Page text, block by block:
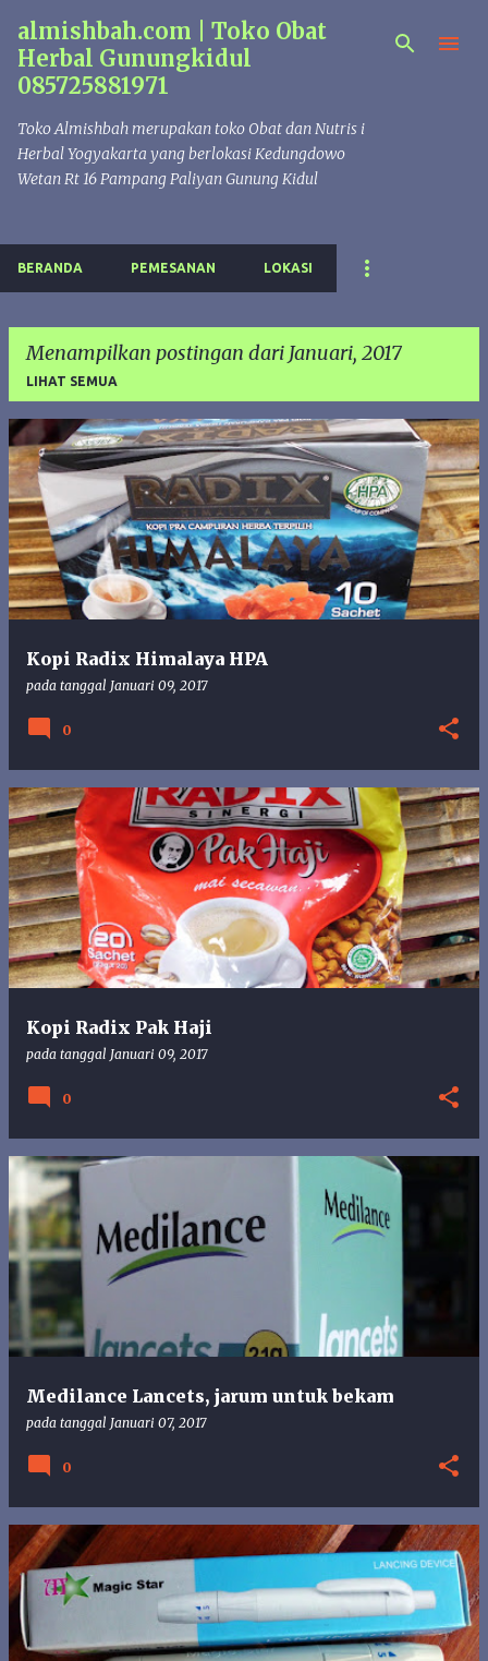
Langsung ke konten utama
almishbah.com | Toko Obat
Herbal Gunungkidul
085725881971
Toko Almishbah merupakan toko Obat dan Nutris i
Herbal Yogyakarta yang berlokasi Kedungdowo
Wetan Rt 16 Pampang Paliyan Gunung Kidul
BERANDA PEMESANAN LOKASI
Menampilkan postingan dari Januari, 2017
LIHAT SEMUA
P
o
s
n
g
a
Kopi Radix Himalaya HPA
pada tanggal Januari 09, 2017
0
Kopi Radix Pak Haji
pada tanggal Januari 09, 2017
0
Medilance Lancets, jarum untuk bekam
pada tanggal Januari 07, 2017
0